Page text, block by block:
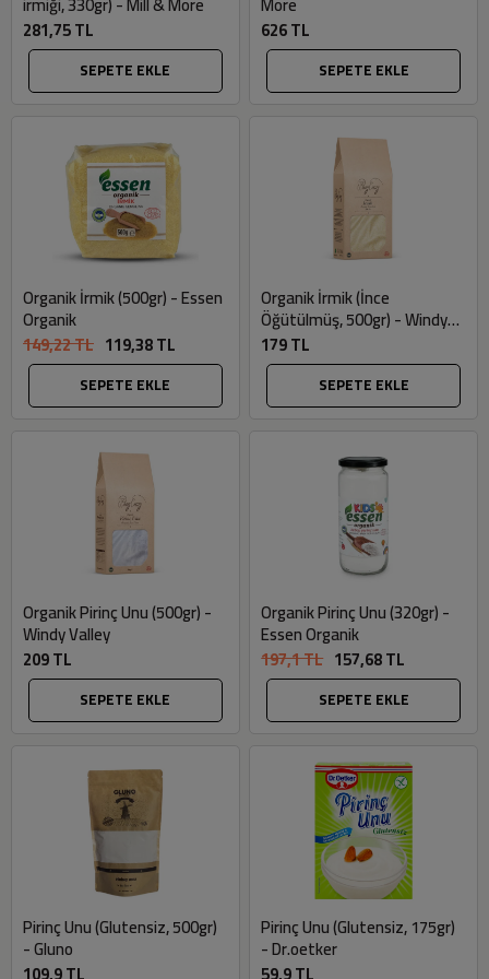
281,75 TL
SEPETE EKLE
626 TL
SEPETE EKLE
Organik İrmik (500gr) - Essen
Organik
149,22 TL 119,38 TL
SEPETE EKLE
Organik İrmik (İnce
Öğütülmüş, 500gr) - Windy
Valley
179 TL
SEPETE EKLE
Organik Pirinç Unu (500gr) -
Windy Valley
209 TL
SEPETE EKLE
Organik Pirinç Unu (320gr) -
Essen Organik
197,1 TL 157,68 TL
SEPETE EKLE
Pirinç Unu (Glutensiz, 500gr)
- Gluno
Pirinç Unu (Glutensiz, 175gr)
- Dr.oetker